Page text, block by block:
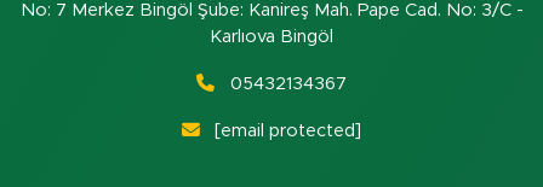
No: 7 Merkez Bingöl Şube: Kanireş Mah. Pape Cad. No: 3/C -
Karlıova Bingöl
05432134367
[email protected]